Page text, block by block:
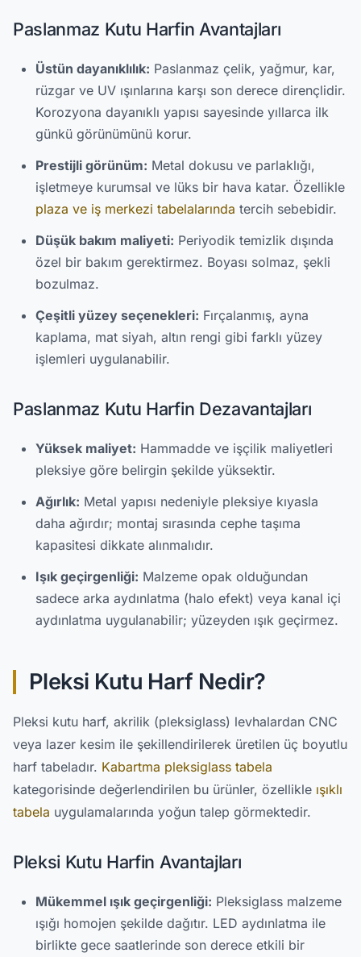
Paslanmaz Kutu Harfin Avantajları
Üstün dayanıklılık: Paslanmaz çelik, yağmur, kar,
rüzgar ve UV ışınlarına karşı son derece dirençlidir.
Korozyona dayanıklı yapısı sayesinde yıllarca ilk
günkü görünümünü korur.
Prestijli görünüm: Metal dokusu ve parlaklığı,
işletmeye kurumsal ve lüks bir hava katar. Özellikle
plaza ve iş merkezi tabelalarında tercih sebebidir.
Düşük bakım maliyeti: Periyodik temizlik dışında
özel bir bakım gerektirmez. Boyası solmaz, şekli
bozulmaz.
Çeşitli yüzey seçenekleri: Fırçalanmış, ayna
kaplama, mat siyah, altın rengi gibi farklı yüzey
işlemleri uygulanabilir.
Paslanmaz Kutu Harfin Dezavantajları
Yüksek maliyet: Hammadde ve işçilik maliyetleri
pleksiye göre belirgin şekilde yüksektir.
Ağırlık: Metal yapısı nedeniyle pleksiye kıyasla
daha ağırdır; montaj sırasında cephe taşıma
kapasitesi dikkate alınmalıdır.
Işık geçirgenliği: Malzeme opak olduğundan
sadece arka aydınlatma (halo efekt) veya kanal içi
aydınlatma uygulanabilir; yüzeyden ışık geçirmez.
Pleksi Kutu Harf Nedir?
Pleksi kutu harf, akrilik (pleksiglass) levhalardan CNC
veya lazer kesim ile şekillendirilerek üretilen üç boyutlu
harf tabeladır. Kabartma pleksiglass tabela
kategorisinde değerlendirilen bu ürünler, özellikle ışıklı
tabela uygulamalarında yoğun talep görmektedir.
Pleksi Kutu Harfin Avantajları
Mükemmel ışık geçirgenliği: Pleksiglass malzeme
ışığı homojen şekilde dağıtır. LED aydınlatma ile
birlikte gece saatlerinde son derece etkili bir